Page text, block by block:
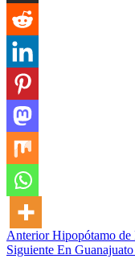
Post
navigation
AnteriorHipopótamo de
Siguiente En